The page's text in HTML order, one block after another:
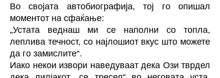
Во својата автобиографија, тој го опишал
моментот на сфаќање:
„Устата веднаш ми се наполни со топла,
леплива течност, со најлошиот вкус што можете
да го замислите“.
Иако некои извори наведуваат дека Ози тврдел